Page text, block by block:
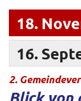
18.
16.
2.